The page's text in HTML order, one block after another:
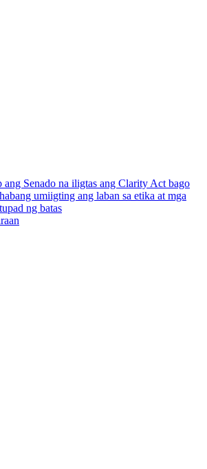
Senado na iligtas ang Clarity Act bago
umiigting ang laban sa etika at mga
ng batas